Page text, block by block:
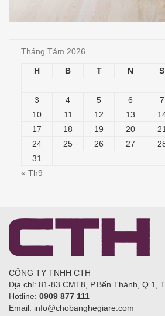
Tháng Tám 2026
H B T N S
3
4 5 6 7
10
11 12 13
17
18 19 20 21
24
25 26 27
31
« Th9
CÔNG TY TNHH CTH
Địa chỉ: 81-83 CMT8, P.Bến Thành, Q.1,
Hotline: 0909 877 111
Email: info@chobanghegiare.com